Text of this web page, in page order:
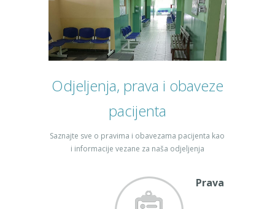
Odjeljenja, prava i obaveze
pacijenta
Saznajte sve o pravima i obavezama pacijenta kao
i informacije vezane za naša odjeljenja
Prava i